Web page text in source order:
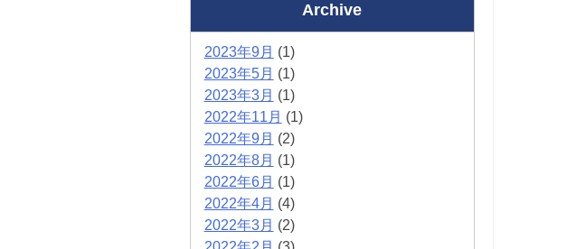
Archive
2023年9月 (1)
2023年5月 (1)
2023年3月 (1)
2022年11月 (1)
2022年9月 (2)
2022年8月 (1)
2022年6月 (1)
2022年4月 (4)
2022年3月 (2)